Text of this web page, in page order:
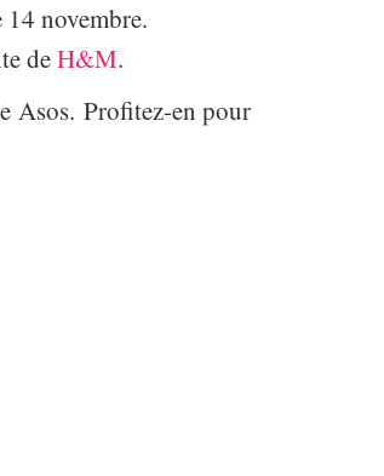
novembre.
deH&M.
Asos. Profitez-en pour